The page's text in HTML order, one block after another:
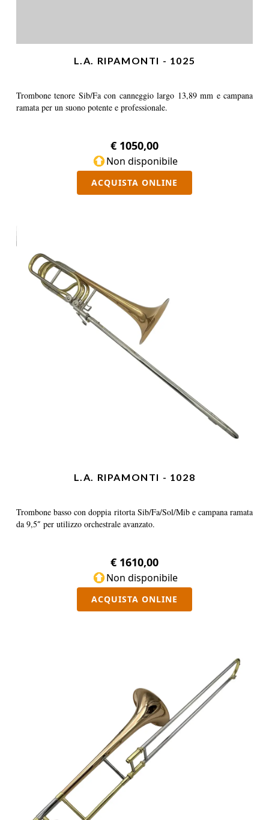
L.A. RIPAMONTI - 1025
Trombone tenore Sib/Fa con canneggio largo 13,89 mm e campana
ramata per un suono potente e professionale.
€ 1050,00
Non disponibile
ACQUISTA ONLINE
L.A. RIPAMONTI - 1028
Trombone basso con doppia ritorta Sib/Fa/Sol/Mib e campana ramata
da 9,5″ per utilizzo orchestrale avanzato.
€ 1610,00
Non disponibile
ACQUISTA ONLINE